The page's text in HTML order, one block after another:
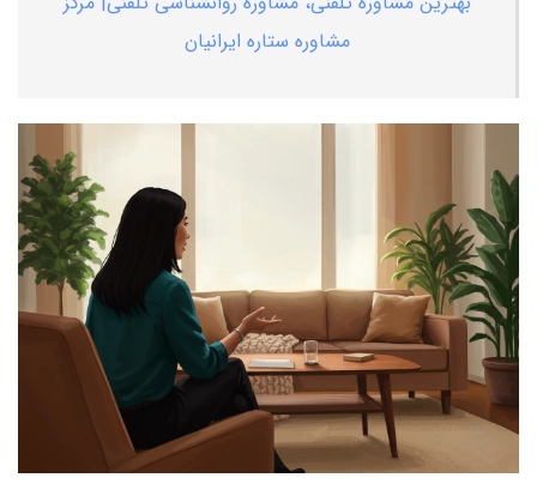
مشاوره ستاره ایرانیان